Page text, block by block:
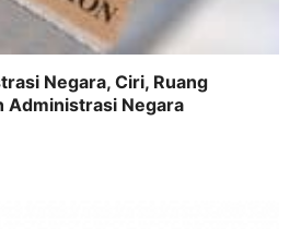
Negara, Ciri, Ruang
Administrasi Negara